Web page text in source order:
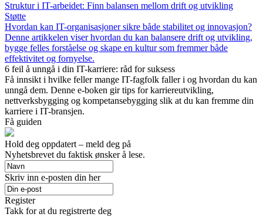
Struktur i IT-arbeidet: Finn balansen mellom drift og utvikling
Støtte
Hvordan kan IT-organisasjoner sikre både stabilitet og innovasjon?
Denne artikkelen viser hvordan du kan balansere drift og utvikling,
bygge felles forståelse og skape en kultur som fremmer både
effektivitet og fornyelse.
6 feil å unngå i din IT-karriere: råd for suksess
Få innsikt i hvilke feller mange IT-fagfolk faller i og hvordan du kan
unngå dem. Denne e-boken gir tips for karriereutvikling,
nettverksbygging og kompetansebygging slik at du kan fremme din
karriere i IT-bransjen.
Få guiden
Hold deg oppdatert – meld deg på
Nyhetsbrevet du faktisk ønsker å lese.
Skriv inn e-posten din her
Register
Takk for at du registrerte deg